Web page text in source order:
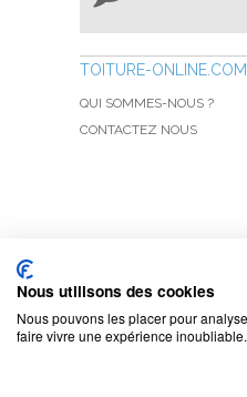
TOITURE-ONLINE.COM
QUI SOMMES-NOUS ?
CONTACTEZ NOUS
Nous utilisons des cookies
Nous pouvons les placer pour
faire vivre une expérience